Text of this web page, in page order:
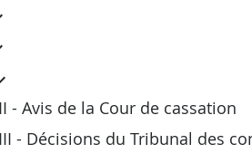
- Avis de la Cour de cassation
- Décisions du Tribunal des